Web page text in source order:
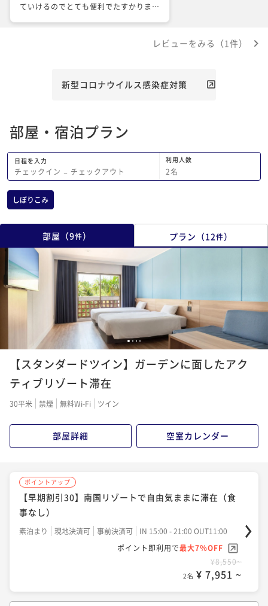
ていけるのでとても便利でたすかりまし
源の無駄を省くため、部屋着や歯磨きセ
日変えてくださる）にされていることに
ロントでお願いすればよかったのでしょ
全清掃した部屋に入りたかったです。便
器が汚れていたのと流れが悪かったこと
が不満でした。二日目に完全清掃を頼ん
だところ、便器はきれいになったのはよ
かったのですが、取れない汚れではなく
な思いがしました。 また、４人宿泊が
可能なフォースルームだったので、エク
ストラベッドとソファベッドでの対応に
ついては事前に表記があり、特に不満は
ありませんが、お値段はそこそこ高かっ
たのに、普通のツインルームにベッドを
増やしただけで椅子（ソファはベッドに
なっていたので）もテーブル（後でテレ
ビの下に寄せてあったと気が付きまし
た。）もない狭苦しいお部屋に感じまし
た。勝手ながら、フォースルームならば
もう少し広いお部屋を期待しておりまし
た。 素泊まりで予約していましたが、
も大丈夫だったので助かりました。ビュ
は部屋に持ち帰ることができてよかった
です。ごちそうさまでした。
レビューをみる（1件）
新型コロナウイルス感染症対策
部屋・宿泊プラン
日程を入力
チェックイン − チェックアウト
利用人数
2名
しぼりこみ
部屋 （9件） プラン （12件）
1234
【スタンダードツイン】ガーデンに面したアク
ティブリゾート滞在
30平米 禁煙 無料Wi-Fi ツイン
部屋詳細 空室カレンダー
ポイントアップ
【早期割引30】南国リゾートで自由気ままに滞在（食
事なし）
素泊まり 現地決済可 事前決済可
IN 15:00 - 21:00 OUT11:00
ポイント即利用で最大7％OFF
¥8,550~
2名 ¥ 7,951 ~